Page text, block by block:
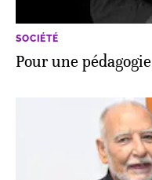
SOCIÉTÉ
Pour une